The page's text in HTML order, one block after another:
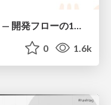
0 1.6k